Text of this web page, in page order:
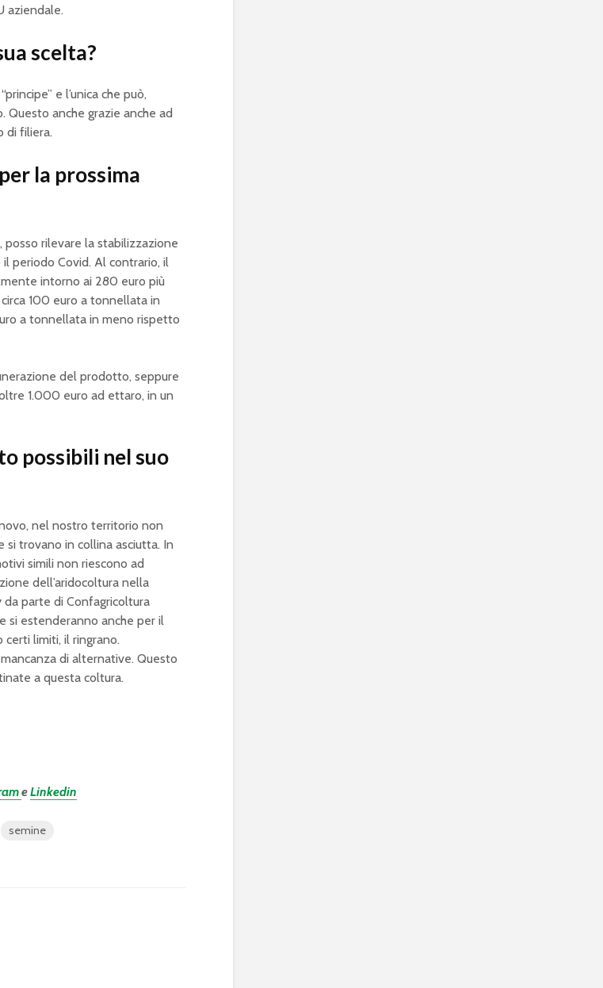
aziendale.
scelta?
e l’unica che può,
Questo anche grazie anche ad
di filiera.
la prossima
posso rilevare la stabilizzazione
periodo Covid. Al contrario, il
intorno ai 280 euro più
100 euro a tonnellata in
a tonnellata in meno rispetto
del prodotto, seppure
1.000 euro ad ettaro, in un
possibili nel suo
nel nostro territorio non
trovano in collina asciutta. In
simili non riescono ad
dell’aridocoltura nella
parte di Confagricoltura
si estenderanno anche per il
limiti, il ringrano.
di alternative. Questo
a questa coltura.
eLinkedin
semine